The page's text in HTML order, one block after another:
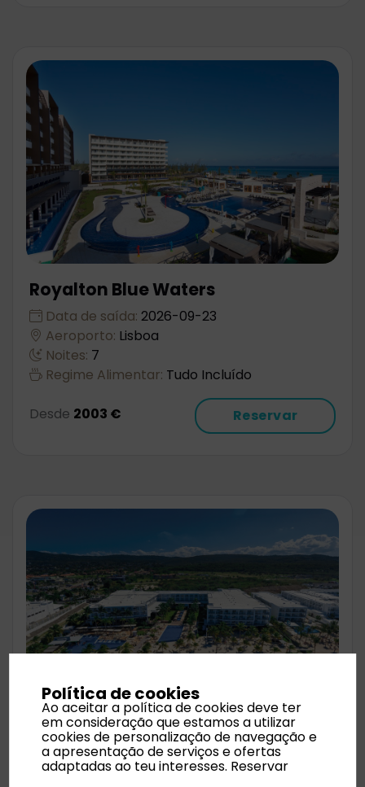
Royalton Blue Waters
Data de saída: 2026-09-23
Aeroporto: Lisboa
Noites: 7
Regime Alimentar: Tudo Incluído
Desde 2003 € Reservar
Riu Palace Jamaica (Solo Adultos)
Data de saída:2026-08-05
Política de cookies
Ao aceitar a política de cookies deve ter
em consideração que estamos a utilizar
cookies de personalização de navegação e
a apresentação de serviços e ofertas
adaptadas ao teu interesses. Reservar